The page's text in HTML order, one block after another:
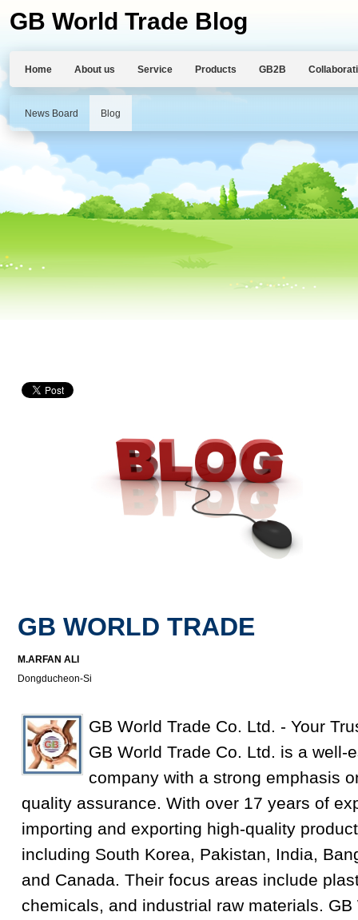
GB World Trade Blog
Home About us Service Products GB2B
News Board Blog
GB WORLD TRADE
M.ARFAN ALI
Dongducheon-Si
GB World Trade Co. Ltd. - Your
GB World Trade Co. Ltd. is a well-
company with a strong emphasis
quality assurance. With over 17 years of
importing and exporting high-quality
including South Korea, Pakistan, India,
and Canada. Their focus areas include
chemicals, and industrial raw materials.